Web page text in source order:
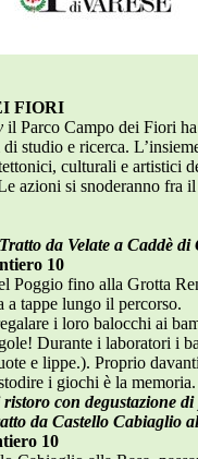
FIORI
il Parco Campo dei Fiori
studio e ricerca.
culturali e artistici
azioni si snoderanno fra il
Tratto da Velate a Caddè di
10
Poggio fino alla Grotta
a tappe lungo il percorso.
i loro balocchi ai
Durante i laboratori i
e lippe.). Proprio
i giochi è la memoria.
con degustazione
da Castello Cabiaglio
10